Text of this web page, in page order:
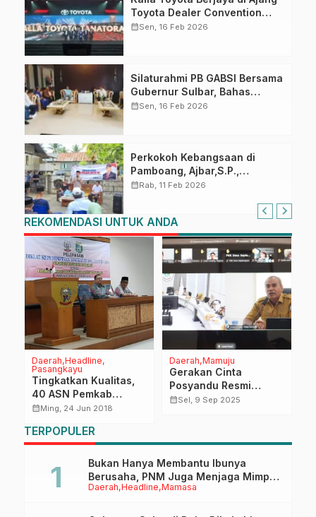
Toyota Dealer Convention
2026
calendar_monthSen, 16 Feb 2026
Silaturahmi PB GABSI Bersama
Gubernur Sulbar, Bahas
Persiapan Kejurnas Bridge ke-
calendar_monthSen, 16 Feb 2026
Perkokoh Kebangsaan di
Pamboang, Ajbar,S.P.,
Sosialisasi Empat Pilar di Desa
calendar_monthRab, 11 Feb 2026
REKOMENDASI UNTUK ANDA
Daerah Headline
Pasangkayu
Tingkatkan Kualitas,
40 ASN Pemkab
Pasangkayu
calendar_monthMing, 24 Jun 2018
Daerah Mamuju
Gerakan Cinta
Posyandu Resmi
Dimulai, Sulbar Kejar
calendar_monthSel, 9 Sep 2025
TERPOPULER
Daerah Headline Mamasa
Bukan Hanya Membantu Ibunya
Berusaha, PNM Juga Menjaga Mimpi
Anaknya Untuk Menggapai Cita-Cita